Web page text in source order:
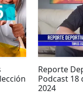
Reporte
Podcast 18
2024